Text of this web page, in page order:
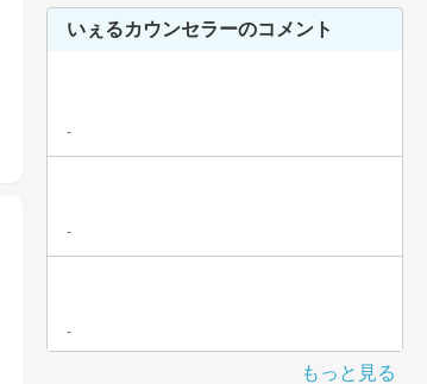
いぇるカウンセラーのコメント
-
-
-
もっと見る